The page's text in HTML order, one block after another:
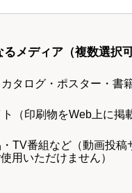
メディア（複数選択可
タログ・ポスター・書
（印刷物をWeb上に掲
TV番組など（動画投稿
用いただけません）